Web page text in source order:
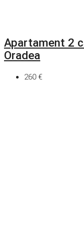
Apartament 2
Oradea
260 €